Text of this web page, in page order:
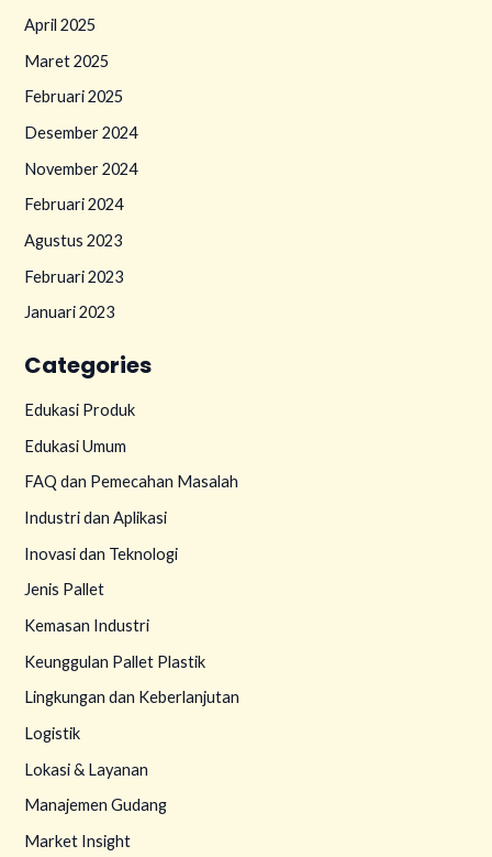
April 2025
Maret 2025
Februari 2025
Desember 2024
November 2024
Februari 2024
Agustus 2023
Februari 2023
Januari 2023
Categories
Edukasi Produk
Edukasi Umum
FAQ dan Pemecahan Masalah
Industri dan Aplikasi
Inovasi dan Teknologi
Jenis Pallet
Kemasan Industri
Keunggulan Pallet Plastik
Lingkungan dan Keberlanjutan
Logistik
Lokasi & Layanan
Manajemen Gudang
Market Insight